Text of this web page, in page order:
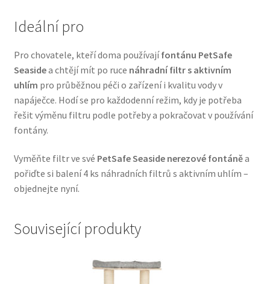
Vodítka a obojky
Wolf of Wilderness
Ideální pro
Pro chovatele, kteří doma používajífontánu PetSafe
Seasidea chtějí mít po ruce náhradní filtr s aktivním
uhlím pro průběžnou péči o zařízení i kvalitu vody v
napáječce. Hodí se pro každodenní režim, kdy je potřeba
řešit výměnu filtru podle potřeby a pokračovat v používání
fontány.
Vyměňte filtr ve své PetSafe Seaside nerezové fontáněa
pořiďte si balení 4 ks náhradních filtrů s aktivním uhlím –
objednejte nyní.
Související produkty